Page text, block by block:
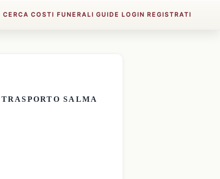
CERCA COSTI FUNERALI GUIDE LOGIN REGISTRATI
TRASPORTO SALMA